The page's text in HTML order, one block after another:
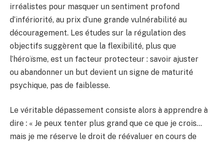
irréalistes pour masquer un sentiment profond
d’infériorité, au prix d’une grande vulnérabilité au
découragement. Les études sur la régulation des
objectifs suggèrent que la flexibilité, plus que
l’héroïsme, est un facteur protecteur : savoir ajuster
ou abandonner un but devient un signe de maturité
psychique, pas de faiblesse.
Le véritable dépassement consiste alors à apprendre à
dire : « Je peux tenter plus grand que ce que je crois…
mais je me réserve le droit de réévaluer en cours de